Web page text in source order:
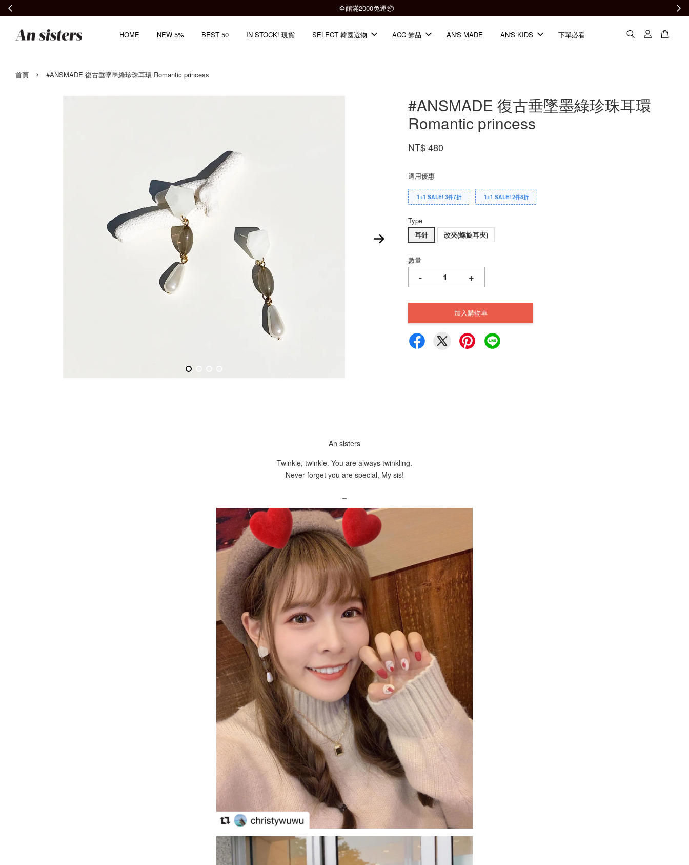
全館滿2000免運📦
HOME NEW 5% BEST 50 IN STOCK! 現貨 SELECT 韓國選物 ACC 飾品 AN'S MADE AN'S KIDS 下單必看
首頁 › #ANSMADE 復古垂墜墨綠珍珠耳環 Romantic princess
#ANSMADE 復古垂墜墨綠珍珠耳環
Romantic princess
NT$ 480
適用優惠
1+1 SALE! 3件7折 1+1 SALE! 2件8折
Type
耳針
改夾(螺旋耳夾)
數量
- +
加入購物車
An sisters
Twinkle, twinkle. You are always twinkling.
Never forget you are special, My sis!